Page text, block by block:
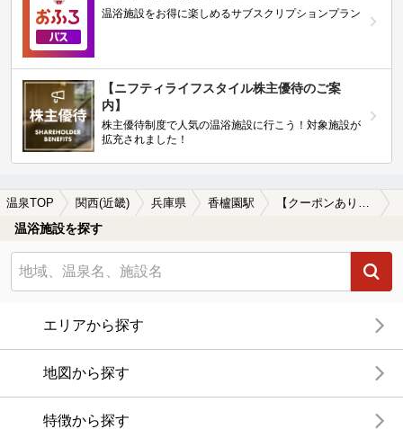
温浴施設をお得に楽しめるサブスクリプションプラン
【ニフティライフスタイル株主優待のご案
内】
株主優待制度で人気の温浴施設に行こう！対象施設が
拡充されました！
温泉TOP 関西(近畿) 兵庫県 香櫨園駅
温浴施設を探す
エリアから探す
地図から探す
特徴から探す